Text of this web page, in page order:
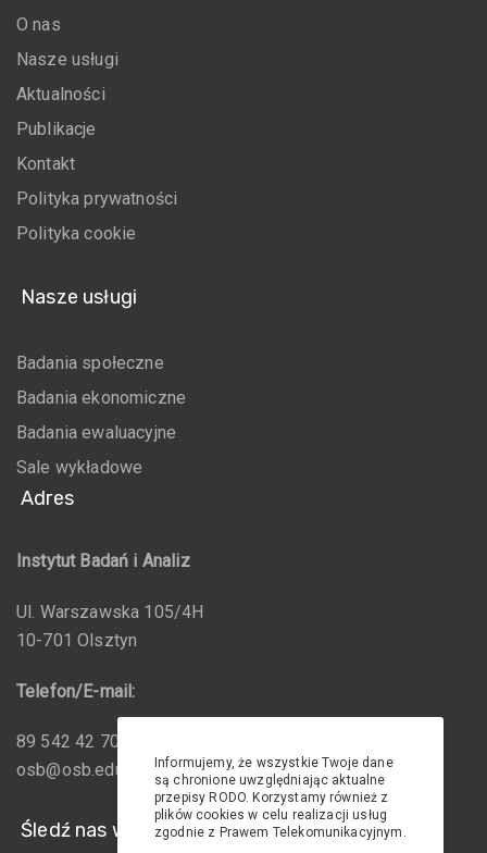
O nas
Nasze usługi
Aktualności
Publikacje
Kontakt
Polityka prywatności
Polityka cookie
Nasze usługi
Badania społeczne
Badania ekonomiczne
Badania ewaluacyjne
Sale wykładowe
Adres
Instytut Badań i Analiz
Ul. Warszawska 105/4H
10-701 Olsztyn
Telefon/E-mail:
89 542 42 70; 600 800 135
osb@osb.edu.pl
Śledź nas w Social-mediach
Informujemy, że wszystkie Twoje dane
są chronione uwzględniając aktualne
przepisy RODO. Korzystamy również z
plików cookies w celu realizacji usług
zgodnie z Prawem Telekomunikacyjnym.